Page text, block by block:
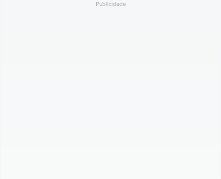
Publicidade